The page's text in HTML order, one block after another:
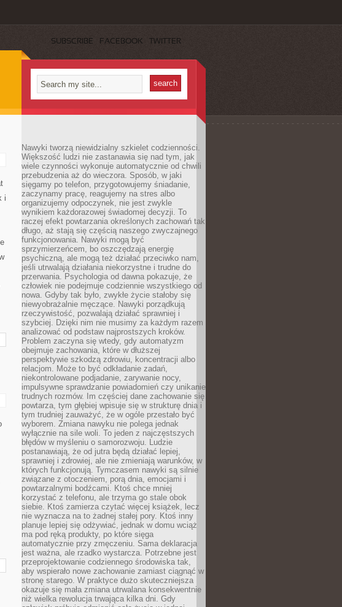
SUBSCRIBE FACEBOOK TWITTER
i
Nawyki tworzą niewidzialny szkielet codzienności.
Większość ludzi nie zastanawia się nad tym, jak
wiele czynności wykonuje automatycznie od chwili
przebudzenia aż do wieczora. Sposób, w jaki
sięgamy po telefon, przygotowujemy śniadanie,
zaczynamy pracę, reagujemy na stres albo
organizujemy odpoczynek, nie jest zwykle
wynikiem każdorazowej świadomej decyzji. To
raczej efekt powtarzania określonych zachowań tak
długo, aż stają się częścią naszego zwyczajnego
funkcjonowania. Nawyki mogą być
sprzymierzeńcem, bo oszczędzają energię
psychiczną, ale mogą też działać przeciwko nam,
jeśli utrwalają działania niekorzystne i trudne do
przerwania. Psychologia od dawna pokazuje, że
człowiek nie podejmuje codziennie wszystkiego od
nowa. Gdyby tak było, zwykłe życie stałoby się
niewyobrażalnie męczące. Nawyki porządkują
rzeczywistość, pozwalają działać sprawniej i
szybciej. Dzięki nim nie musimy za każdym razem
analizować od podstaw najprostszych kroków.
Problem zaczyna się wtedy, gdy automatyzm
obejmuje zachowania, które w dłuższej
perspektywie szkodzą zdrowiu, koncentracji albo
relacjom. Może to być odkładanie zadań,
niekontrolowane podjadanie, zarywanie nocy,
impulsywne sprawdzanie powiadomień czy unikanie
trudnych rozmów. Im częściej dane zachowanie się
powtarza, tym głębiej wpisuje się w strukturę dnia i
tym trudniej zauważyć, że w ogóle przestało być
wyborem. Zmiana nawyku nie polega jednak
wyłącznie na sile woli. To jeden z najczęstszych
błędów w myśleniu o samorozwoju. Ludzie
postanawiają, że od jutra będą działać lepiej,
sprawniej i zdrowiej, ale nie zmieniają warunków, w
których funkcjonują. Tymczasem nawyki są silnie
związane z otoczeniem, porą dnia, emocjami i
powtarzalnymi bodźcami. Ktoś chce mniej
korzystać z telefonu, ale trzyma go stale obok
siebie. Ktoś zamierza czytać więcej książek, lecz
nie wyznacza na to żadnej stałej pory. Ktoś inny
planuje lepiej się odżywiać, jednak w domu wciąż
ma pod ręką produkty, po które sięga
automatycznie przy zmęczeniu. Sama deklaracja
jest ważna, ale rzadko wystarcza. Potrzebne jest
przeprojektowanie codziennego środowiska tak,
aby wspierało nowe zachowanie zamiast ciągnąć w
stronę starego. W praktyce dużo skuteczniejsza
okazuje się mała zmiana utrwalana konsekwentnie
niż wielka rewolucja trwająca kilka dni. Gdy